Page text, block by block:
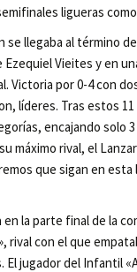
ligueras
llegaba al término
Vieites y en
Victoria por 0-4 con
líderes. Tras estos
encajando
máximo rival, el
que sigan en
en la parte final de la
rival con el que
jugador del Infantil